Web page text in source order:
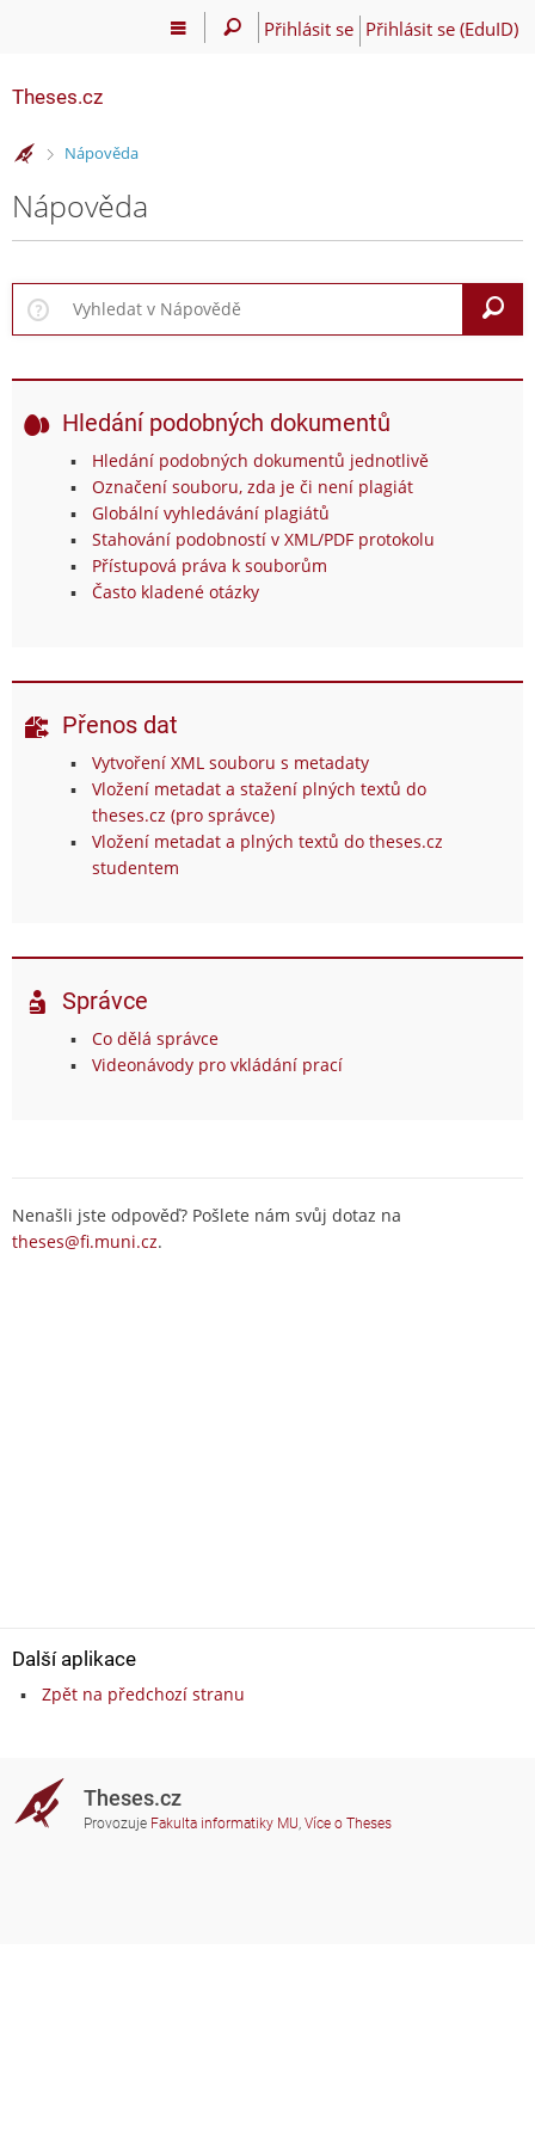
Přihlásit se Přihlásit se (EduID)
Theses.cz
>Nápověda
Nápověda
Hledání podobných dokumentů
Hledání podobných dokumentů jednotlivě
Označení souboru, zda je či není plagiát
Globální vyhledávání plagiátů
Stahování podobností v XML/PDF protokolu
Přístupová práva k souborům
Často kladené otázky
Přenos dat
Vytvoření XML souboru s metadaty
Vložení metadat a stažení plných textů do
theses.cz (pro správce)
Vložení metadat a plných textů do theses.cz
studentem
Správce
Co dělá správce
Videonávody pro vkládání prací
Nenašli jste odpověď? Pošlete nám svůj dotaz na
theses@fi.muni.cz.
Další aplikace
Zpět na předchozí stranu
Theses.cz
Provozuje Fakulta informatiky MU, Více o Theses